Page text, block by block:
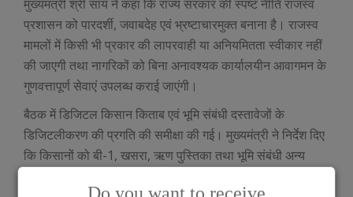
मुख्यमंत्री श्री साय ने कहा कि राज्य सरकार की स्पष्ट नीति राजस्व
प्रशासन को पारदर्शी, जवाबदेह एवं भ्रष्टाचारमुक्त बनाना है। राजस्व
मामलों में किसी भी प्रकार की लापरवाही या अनियमितता स्वीकार नहीं
की जाएगी तथा नागरिकों को बिना अनावश्यक कार्यालयीन आवागमन के
गुणवत्तापूर्ण सेवाएं उपलब्ध कराई जाएंगी।
बैठक में डिजिटल किसान किताब एवं भूमि संबंधी दस्तावेजों के
डिजिटलीकरण की प्रगति की समीक्षा की गई। मुख्यमंत्री ने निर्देश दिए
कि किसानों को बी-1, खसरा, ऋण पुस्तिका तथा भूमि संबंधी अन्य